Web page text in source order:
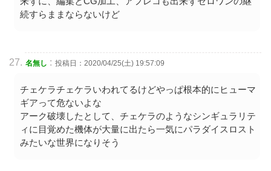
続すらままならないけど
名無し : 投稿日：2020/04/25(土) 19:57:09
チェケラチェケラいわれてるけどやっぱ根本的にヒューマ
ギアって危ないよな
アーク破壊したとして、チェケラのようなシンギュラリテ
ィに目覚めた機体が大量に出たら一気にパラダイスロスト
みたいな世界になりそう